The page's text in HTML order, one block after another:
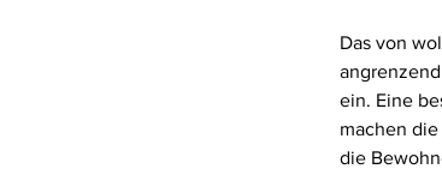
Das von
ein. Eine
machen
die